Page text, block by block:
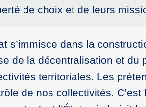
de choix et de leurs
s’immisce dans la
de la décentralisation et du
territoriales. Les
de nos collectivités.